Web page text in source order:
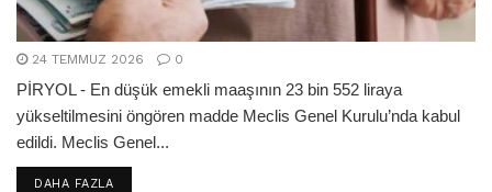
24 TEMMUZ 2026 0
PİRYOL - En düşük emekli maaşının 23 bin 552 liraya
yükseltilmesini öngören madde Meclis Genel Kurulu’nda kabul
edildi. Meclis Genel...
DAHA FAZLADETAILS